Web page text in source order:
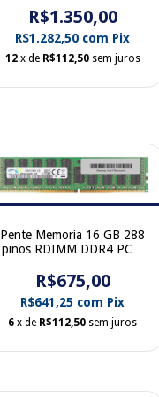
Mhz Samsung
M393A4K40BB0-CPB0Q
R$1.350,00
R$1.282,50 com Pix
12 x de R$112,50 sem juros
Pente Memoria 16 GB 288
pinos RDIMM DDR4 PC4-
Mhz SamSung
M393A2G40DB0-CPB
R$675,00
R$641,25 com Pix
6 x de R$112,50 sem juros